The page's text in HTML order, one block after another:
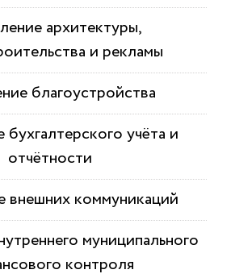
архитектуры,
и рекламы
благоустройства
бухгалтерского учёта и
отчётности
внешних коммуникаций
муниципального
контроля